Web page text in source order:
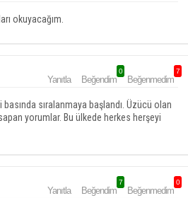
okuyacağım.
Yanıtla Beğendim
0
Beğenmedim
7
sıralanmaya başlandı. Üzücü olan
yorumlar. Bu ülkede herkes herşeyi
Yanıtla Beğendim
7
Beğenmedim
0